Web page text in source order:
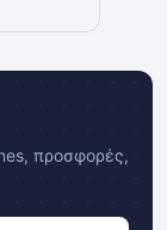
προσφορές,